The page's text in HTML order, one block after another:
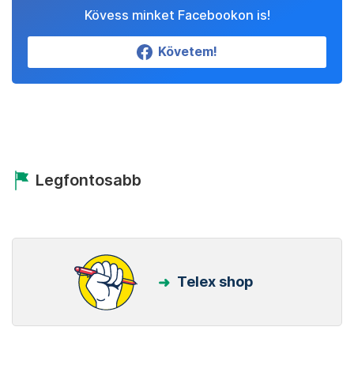
Kövess minket Facebookon is!
Követem!
Legfontosabb
Telex shop